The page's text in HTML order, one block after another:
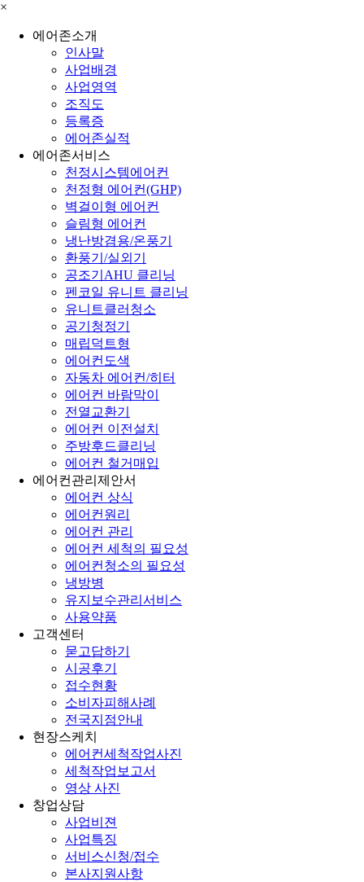
×
에어존소개
인사말
사업배경
사업영역
조직도
등록증
에어존실적
에어존서비스
천정시스템에어컨
천정형 에어컨(GHP)
벽걸이형 에어컨
슬림형 에어컨
냉난방겸용/온풍기
환풍기/실외기
공조기AHU 클리닝
펜코일 유니트 클리닝
유니트클러청소
공기청정기
매립덕트형
에어컨도색
자동차 에어컨/히터
에어컨 바람막이
전열교환기
에어컨 이전설치
주방후드클리닝
에어컨 철거매입
에어컨관리제안서
에어컨 상식
에어컨원리
에어컨 관리
에어컨 세척의 필요성
에어컨청소의 필요성
냉방병
유지보수관리서비스
사용약품
고객센터
묻고답하기
시공후기
접수현황
소비자피해사례
전국지점안내
현장스케치
에어컨세척작업사진
세척작업보고서
영상 사진
창업상담
사업비젼
사업특징
서비스신청/접수
본사지원사항